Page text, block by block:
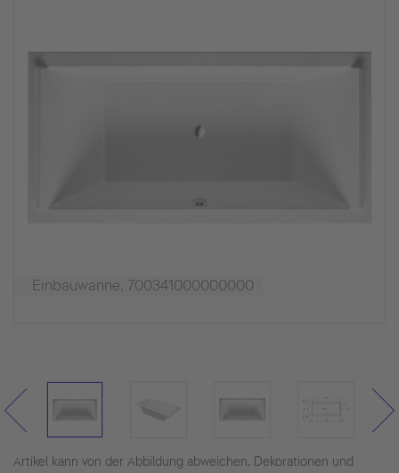
Einbauwanne, 700341000000000
Artikel kann von der Abbildung abweichen. Dekorationen und